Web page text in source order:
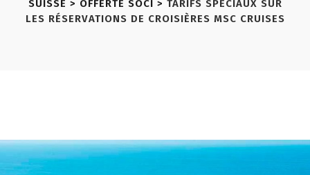
SUISSE > OFFERTE SOCI > TARIFS SPÉCIAUX SUR
LES RÉSERVATIONS DE CROISIÈRES MSC CRUISES